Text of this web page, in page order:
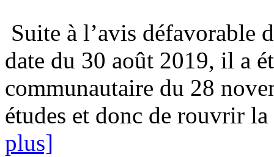
Suite à l’avis défavorable
date du 30 août 2019, il a
communautaire du 28
études et donc de rouvrir
plus]